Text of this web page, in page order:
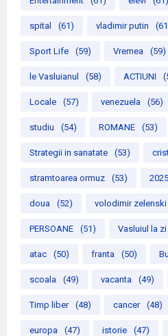
spital (61) vladimir putin
Sport Life (59) Vremea (59)
le Vasluianul (58) ACTIUNI
Locale (57) venezuela (56)
studiu (54) ROMANE (53)
Strategii in sanatate (53)
stramtoarea ormuz (53) 2025
doua (52) volodimir zelenski
PERSOANE (51) Vasluiul la zi
atac (50) franta (50)
scoala (49) vacanta (49)
Timp liber (48) cancer (48)
europa (47) istorie (47)